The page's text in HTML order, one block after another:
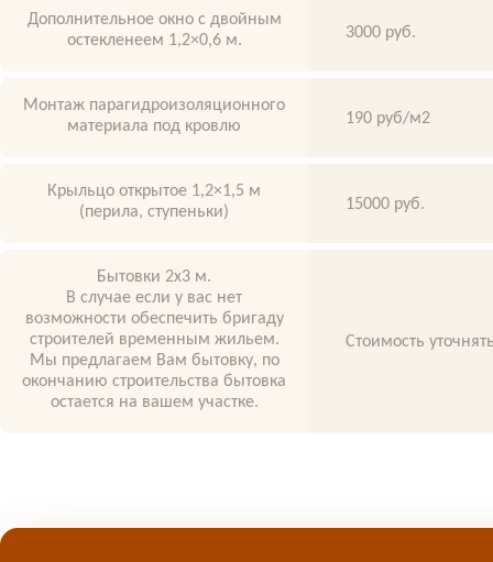
Дополнительное окно с двойным
остекленеем 1,2×0,6 м.
3000 руб.
Монтаж парагидроизоляционного
материала под кровлю
190 руб/м2
Крыльцо открытое 1,2×1,5 м
(перила, ступеньки)
15000 руб.
Бытовки 2х3 м.
В случае если у вас нет
возможности обеспечить бригаду
строителей временным жильем.
Мы предлагаем Вам бытовку, по
окончанию строительства бытовка
остается на вашем участке.
Стоимость